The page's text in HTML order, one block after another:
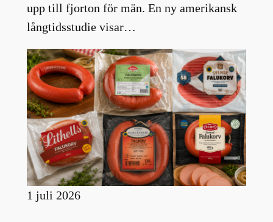
upp till fjorton för män. En ny amerikansk
långtidsstudie visar…
1 juli 2026